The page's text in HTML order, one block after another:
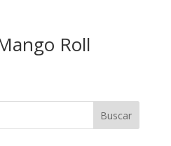
Roll
Buscar